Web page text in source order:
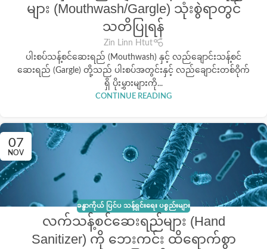
များ (Mouthwash/Gargle) သုံးစွဲရာတွင်
သတိပြုရန်
Zin Linn Htut
ပါးစပ်သန့်စင်ဆေးရည် (Mouthwash) နှင့် လည်ချောင်းသန့်စင်
ဆေးရည် (Gargle) တို့သည် ပါးစပ်အတွင်းနှင့် လည်ချောင်းတစ်ဝိုက်
ရှိ ပိုးမွှားများကို...
CONTINUE READING
07
NOV
ခန္ဓာကိုယ် ပြင်ပ သန့်ရှင်းရေး ပစ္စည်းများ
လက်သန့်စင်ဆေးရည်များ (Hand
Sanitizer) ကို ဘေးကင်း ထိရောက်စွာ